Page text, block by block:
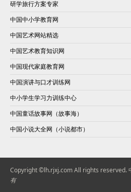
研学旅行方案专家
中国中小学教育网
中国艺术网站精选
中国艺术教育知识网
中国现代家庭教育网
中国演讲与口才训练网
中小学生学习力训练中心
中国童话故事网（故事海）
中国小说大全网（小说都市）
Copyright ©lh.rjxj.com All rights reserved.
有